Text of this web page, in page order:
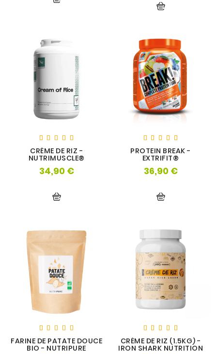
CRÈME DE RIZ -
NUTRIMUSCLE®
34,90 €Prix
PROTEIN BREAK -
EXTRIFIT®
36,90 €Prix
FARINE DE PATATE DOUCE
BIO - NUTRIPURE
CRÈME DE RIZ (1.5KG) -
IRON SHARK NUTRITION